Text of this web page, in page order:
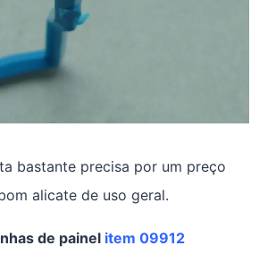
bastante precisa por um preço
alicate de uso geral.
de painel item 09912